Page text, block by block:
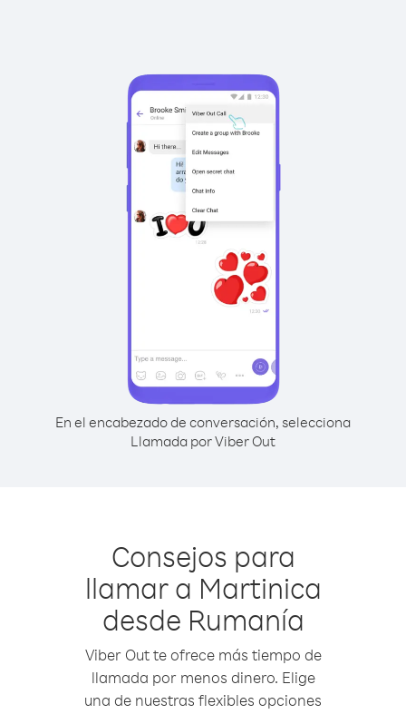
En el encabezado de conversación, selecciona
Llamada por Viber Out
Consejos para
llamar a Martinica
desde Rumanía
Viber Out te ofrece más tiempo de
llamada por menos dinero. Elige
una de nuestras flexibles opciones